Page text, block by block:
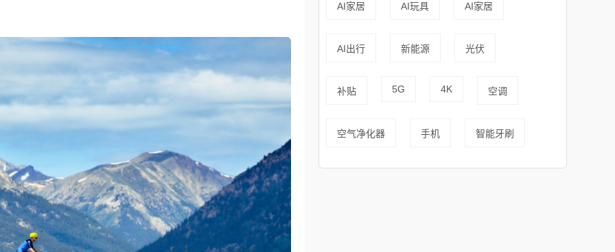
AI家居 AI玩具 AI家居
AI出行 新能源 光伏
补贴 5G 4K 空调
空气净化器 手机 智能牙刷